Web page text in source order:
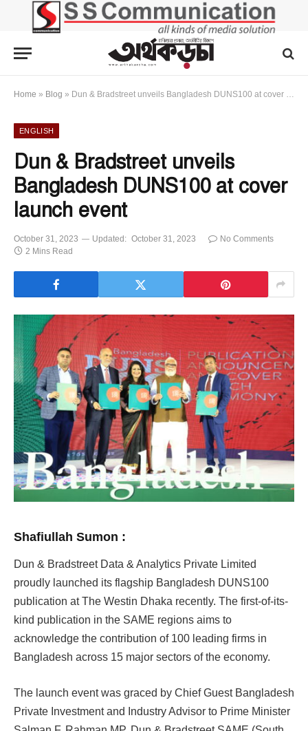
Home » Blog » Dun & Bradstreet unveils Bangladesh DUNS100 at cover launch event
ENGLISH
Dun & Bradstreet unveils
Bangladesh DUNS100 at cover
launch event
October 31, 2023 Updated: October 31, 2023
No Comments
2 Mins Read
Shafiullah Sumon :
Dun & Bradstreet Data & Analytics Private Limited
proudly launched its flagship Bangladesh DUNS100
publication at The Westin Dhaka recently. The first-of-its-
kind publication in the SAME regions aims to
acknowledge the contribution of 100 leading firms in
Bangladesh across 15 major sectors of the economy.
The launch event was graced by Chief Guest Bangladesh
Private Investment and Industry Advisor to Prime Minister